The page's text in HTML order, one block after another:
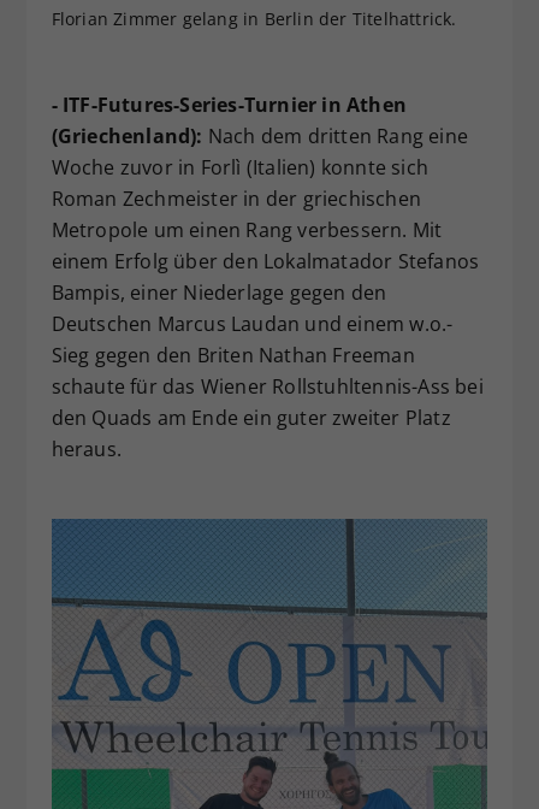
Florian Zimmer gelang in Berlin der Titelhattrick.
- ITF-Futures-Series-Turnier in Athen
(Griechenland): Nach dem dritten Rang eine
Woche zuvor in Forlì (Italien) konnte sich
Roman Zechmeister in der griechischen
Metropole um einen Rang verbessern. Mit
einem Erfolg über den Lokalmatador Stefanos
Bampis, einer Niederlage gegen den
Deutschen Marcus Laudan und einem w.o.-
Sieg gegen den Briten Nathan Freeman
schaute für das Wiener Rollstuhltennis-Ass bei
den Quads am Ende ein guter zweiter Platz
heraus.